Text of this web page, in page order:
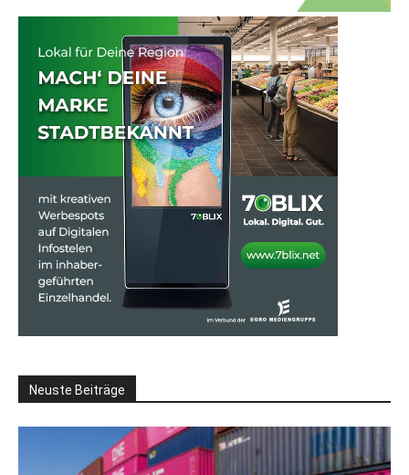
Neuste Beiträge